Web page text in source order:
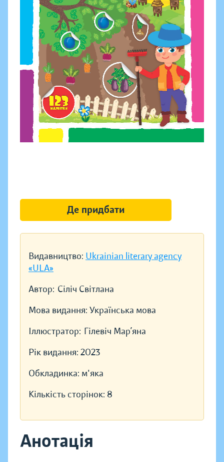
Видавництво: Ukrainian literary agency
«ULA»
Автор: Сіліч Світлана
Мова видання: Українська мова
Іллюстратор: Гілевіч Мар’яна
Рік видання: 2023
Обкладинка: м'яка
Кількість сторінок: 8
Анотація
Де придбати